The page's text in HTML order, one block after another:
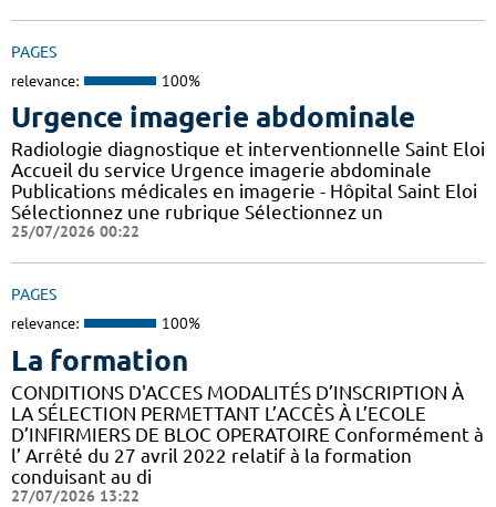
PAGES
relevance: 100%
Urgence imagerie abdominale
Radiologie diagnostique et interventionnelle Saint Eloi
Accueil du service Urgence imagerie abdominale
Publications médicales en imagerie - Hôpital Saint Eloi
Sélectionnez une rubrique Sélectionnez un
25/07/2026 00:22
PAGES
relevance: 100%
La formation
CONDITIONS D'ACCES MODALITÉS D’INSCRIPTION À
LA SÉLECTION PERMETTANT L’ACCÈS À L’ECOLE
D’INFIRMIERS DE BLOC OPERATOIRE Conformément à
l’ Arrêté du 27 avril 2022 relatif à la formation
conduisant au di
27/07/2026 13:22